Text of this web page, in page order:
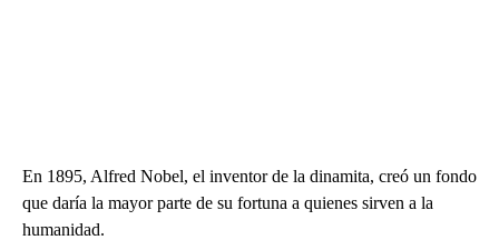
En 1895, Alfred Nobel, el inventor de la dinamita, creó un fondo
que daría la mayor parte de su fortuna a quienes sirven a la
humanidad.